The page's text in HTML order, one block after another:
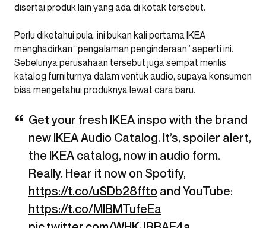
disertai produk lain yang ada di kotak tersebut.
Perlu diketahui pula, ini bukan kali pertama IKEA
menghadirkan “pengalaman penginderaan” seperti ini.
Sebelunya perusahaan tersebut juga sempat merilis
katalog furniturnya dalam ventuk audio, supaya konsumen
bisa mengetahui produknya lewat cara baru.
Get your fresh IKEA inspo with the brand
new IKEA Audio Catalog. It’s, spoiler alert,
the IKEA catalog, now in audio form.
Really. Hear it now on Spotify,
https://t.co/uSDb28ffto and YouTube:
https://t.co/MlBMTufeEa